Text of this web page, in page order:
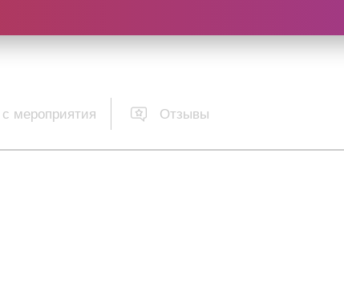
мероприятия Отзывы